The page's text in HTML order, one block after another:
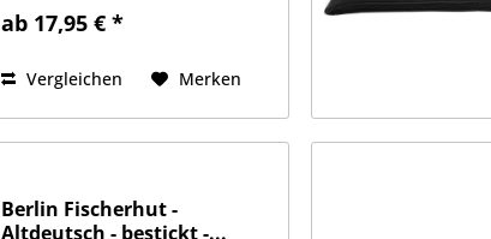
S/M (ca. 56cm Kopfumfang) oder
ab 17,95 € *
Vergleichen Merken
Berlin Fischerhut -
Altdeutsch - bestickt -...